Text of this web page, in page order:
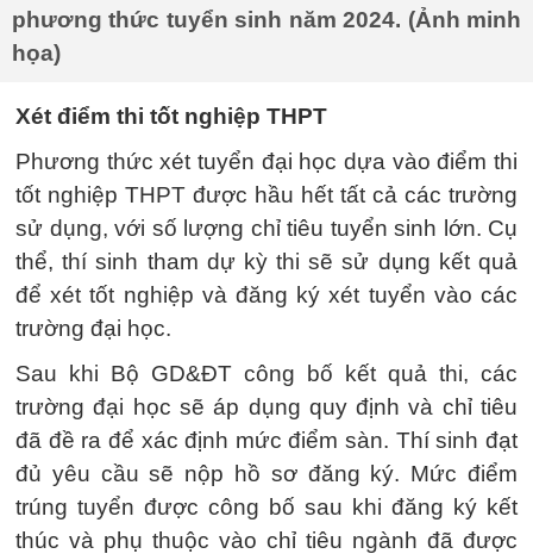
phương thức tuyển sinh năm 2024. (Ảnh minh
họa)
Xét điểm thi tốt nghiệp THPT
Phương thức xét tuyển đại học dựa vào điểm thi
tốt nghiệp THPT được hầu hết tất cả các trường
sử dụng, với số lượng chỉ tiêu tuyển sinh lớn. Cụ
thể, thí sinh tham dự kỳ thi sẽ sử dụng kết quả
để xét tốt nghiệp và đăng ký xét tuyển vào các
trường đại học.
Sau khi Bộ GD&ĐT công bố kết quả thi, các
trường đại học sẽ áp dụng quy định và chỉ tiêu
đã đề ra để xác định mức điểm sàn. Thí sinh đạt
đủ yêu cầu sẽ nộp hồ sơ đăng ký. Mức điểm
trúng tuyển được công bố sau khi đăng ký kết
thúc và phụ thuộc vào chỉ tiêu ngành đã được